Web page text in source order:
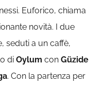
Euforico, chiama
novità. I due
seduti a un caffè,
diOylum conGüzide
. Con la partenza per